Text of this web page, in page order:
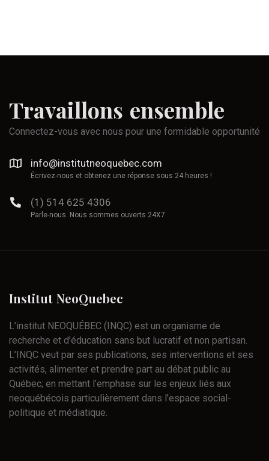
Travaillons ensemble
Connectez-vous avec nous pour une formidable opportunité
info@institutneoquebec.com
Écrivez-nous et obtenez une réponse sous 24 heures !
(1) 514 625 4306
Parle-nous. Nous sommes ouverts 24X7
Institut NeoQuebec
L’institut NEOQUÉBEC (INQC) est un organisme de
recherche et d’éducation sans but lucratif et non partisan.
L’INQC veut par ses publications, ses interventions et ses
activités, alimenter et prendre part au débat public au
Québec; en mettant l’emphase sur les enjeux liés aux
neoquébécois particulièrement dans l’espace social-
politique et médiatique.